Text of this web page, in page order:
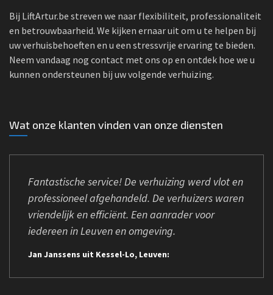
Bij LiftArtur.be streven we naar flexibiliteit, professionaliteit
en betrouwbaarheid. We kijken ernaar uit om u te helpen bij
uw verhuisbehoeften en u een stressvrije ervaring te bieden.
Neem vandaag nog contact met ons op en ontdek hoe we u
kunnen ondersteunen bij uw volgende verhuizing.
Wat onze klanten vinden van onze diensten
Fantastische service! De verhuizing werd vlot en
professioneel afgehandeld. De verhuizers waren
vriendelijk en efficiënt. Een aanrader voor
iedereen in Leuven en omgeving.
Jan Janssens uit Kessel-Lo, Leuven: